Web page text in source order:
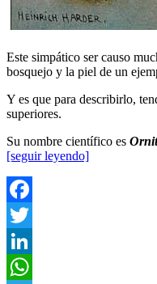
Este simpático ser causo
bosquejo y la piel de un
Y es que para describirlo,
superiores.
Su nombre científico es
[seguir leyendo]
Facebook
Twitter
LinkedIn